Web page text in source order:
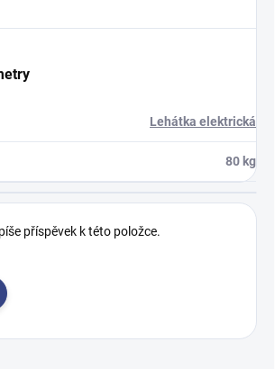
Lehátka elektrická
80 kg
příspěvek k této položce.